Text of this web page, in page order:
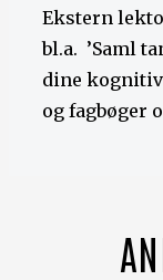
Ekstern
bl.a. ’Saml
dine
og fagbøger